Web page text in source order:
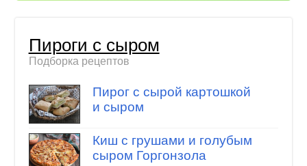
Пироги с сыром
Подборка рецептов
Пирог с сырой картошкой
и сыром
Киш с грушами и голубым
сыром Горгонзола